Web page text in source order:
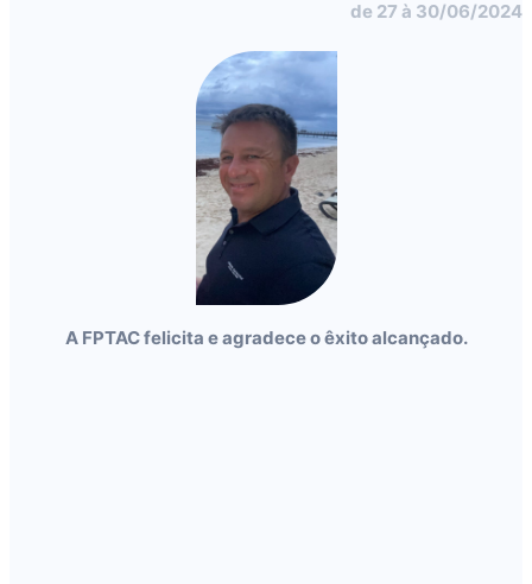
de 27 à 30/06/2024
A FPTAC felicita e agradece o êxito alcançado.